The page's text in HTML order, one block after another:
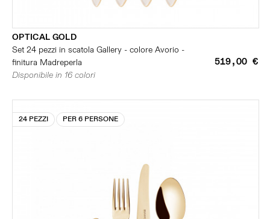
OPTICAL GOLD
Set 24 pezzi in scatola Gallery - colore Avorio -
finitura Madreperla
519,00 €
Disponibile in 16 colori
24 PEZZI PER 6 PERSONE